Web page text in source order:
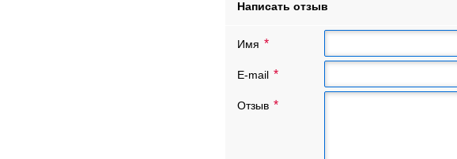
Написать отзыв
Имя
E-mail
Отзыв